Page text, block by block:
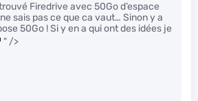
Firedrive avec 50Go d’espace
sais pas ce que ca vaut… Sinon y a
50Go ! Si y en a qui ont des idées je
" />